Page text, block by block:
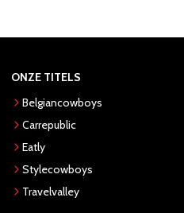
ONZE TITELS
Belgiancowboys
Carrepublic
Eatly
Stylecowboys
Travelvalley